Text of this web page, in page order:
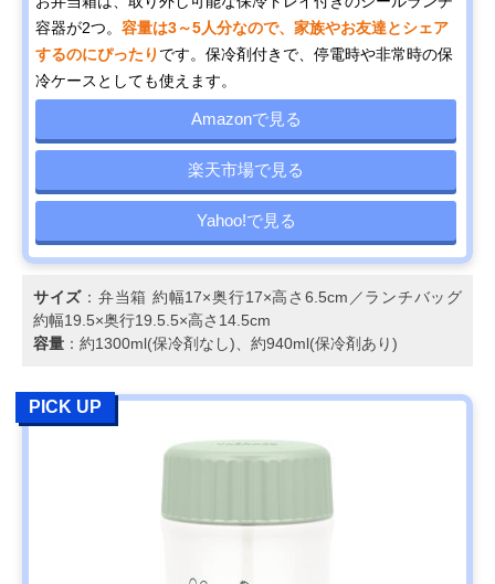
容器が2つ。 容量は3～5人分なので、家族やお友達とシェア
するのにぴったり です。保冷剤付きで、停電時や非常時の保
冷ケースとしても使えます。
Amazonで見る
楽天市場で見る
Yahoo!で見る
サイズ ：弁当箱 約幅17×奥行17×高さ6.5cm／ランチバッグ
約幅19.5×奥行19.5.5×高さ14.5cm
容量 ：約1300ml(保冷剤なし)、約940ml(保冷剤あり)
PICK UP